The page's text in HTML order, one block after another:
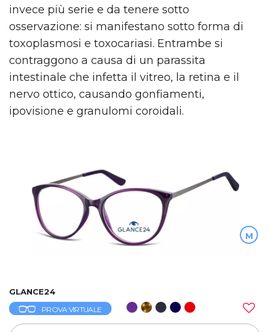
invece più serie e da tenere sotto
osservazione: si manifestano sotto forma di
toxoplasmosi e toxocariasi. Entrambe si
contraggono a causa di un parassita
intestinale che infetta il vitreo, la retina e il
nervo ottico, causando gonfiamenti,
ipovisione e granulomi coroidali.
M
GLANCE24
PROVA VIRTUALE